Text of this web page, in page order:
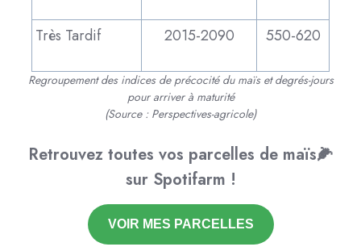
Très Tardif 2015-2090 550-620
Regroupement des indices de précocité du maïs et degrés-jours
pour arriver à maturité
(Source : Perspectives-agricole)
Retrouvez toutes vos parcelles de maïs🌽
sur Spotifarm !
VOIR MES PARCELLES